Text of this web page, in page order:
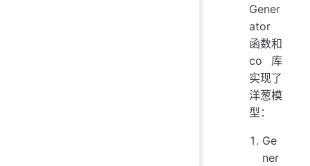
Gener
ator
函数和
co 库
实现了
洋葱模
型：
Ge
ner